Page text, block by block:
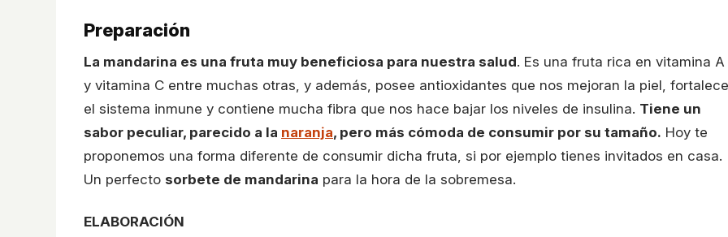
Preparación
La mandarina es una fruta muy beneficiosa para nuestra salud. Es una fruta rica en vitamina A
y vitamina C entre muchas otras, y además, posee antioxidantes que nos mejoran la piel, fortalece
el sistema inmune y contiene mucha fibra que nos hace bajar los niveles de insulina. Tiene un
sabor peculiar, parecido a la naranja, pero más cómoda de consumir por su tamaño. Hoy te
proponemos una forma diferente de consumir dicha fruta, si por ejemplo tienes invitados en casa.
Un perfecto sorbete de mandarina para la hora de la sobremesa.
ELABORACIÓN